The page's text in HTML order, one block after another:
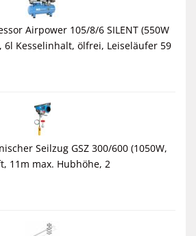
Airpower 105/8/6 SILENT (550W
Kesselinhalt, ölfrei, Leiseläufer 59
Seilzug GSZ 300/600 (1050W,
11m max. Hubhöhe, 2